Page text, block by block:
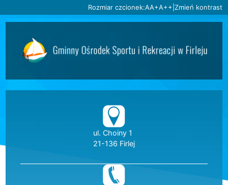
Przejdź do głównej treści Przejdź do wyszukiwarki
Rozmiar czcionek:Ustaw domyślną czcionkę
AUstaw większą czcionkę
A+Ustaw największą
A++ Zmień kontrast
« »
Dane
ul. Choiny 1
21-136 Firlej